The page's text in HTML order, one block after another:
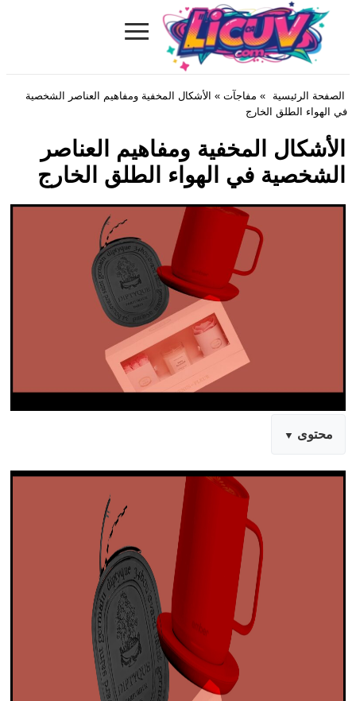
Licuv.com
≡
الصفحة الرئيسية » مفاجآت » الأشكال المخفية ومفاهيم العناصر الشخصية
في الهواء الطلق الخارج
الأشكال المخفية ومفاهيم العناصر
الشخصية في الهواء الطلق الخارج
محتوى